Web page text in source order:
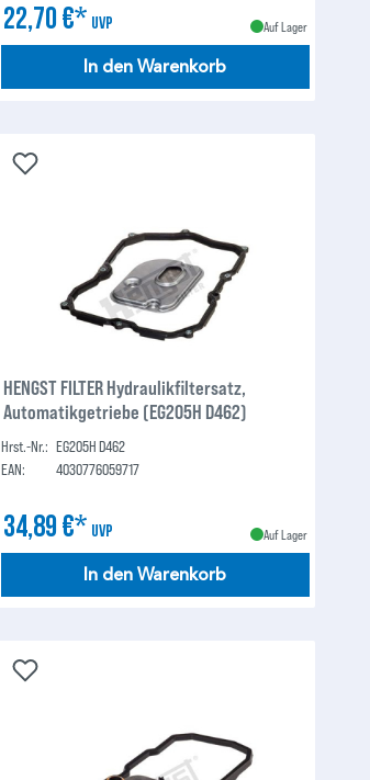
22,70 €* UVP Auf Lager
In den Warenkorb
HENGST FILTER Hydraulikfiltersatz,
Automatikgetriebe (EG205H D462)
Hrst.-Nr.: EG205H D462
EAN:
4030776059717
34,89 €* UVP Auf Lager
In den Warenkorb